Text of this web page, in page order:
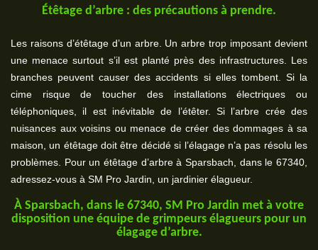
Étêtage d’arbre : des précautions à prendre.
Les raisons d’étêtage d’un arbre. Un arbre trop imposant devient
une menace surtout s’il est planté près des infrastructures. Les
branches peuvent causer des accidents si elles tombent. Si la
cime risque de toucher des installations électriques ou
téléphoniques, il est inévitable de l’étêter. Si l’arbre crée des
nuisances aux voisins ou menace de créer des dommages à sa
maison, un étêtage doit être décidé si l’élagage n’a pas résolu les
problèmes. Pour un étêtage d’arbre à Sparsbach, dans le 67340,
adressez-vous à SM Pro Jardin, un jardinier élagueur.
À Sparsbach, dans le 67340, SM Pro Jardin met à votre
disposition une équipe de grimpeurs élagueurs pour un
élagage d’arbre.